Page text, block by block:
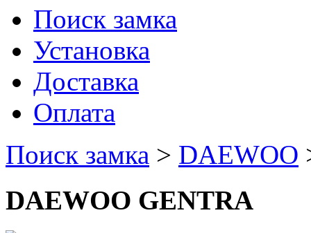
Поиск замка
Установка
Доставка
Оплата
Поиск замка > DAEWOO
DAEWOO GENTRA